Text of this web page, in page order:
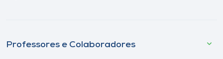
Professores e Colaboradores